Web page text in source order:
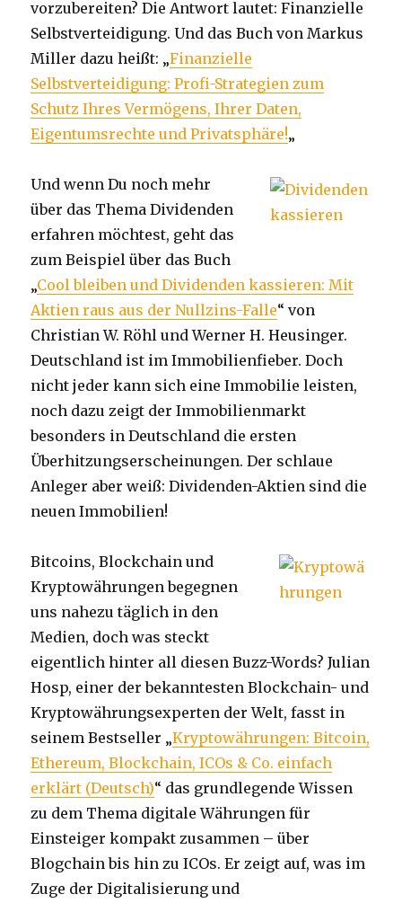
vorzubereiten? Die Antwort lautet: Finanzielle
Selbstverteidigung. Und das Buch von Markus
Miller dazu heißt: „Finanzielle
Selbstverteidigung: Profi-Strategien zum
Schutz Ihres Vermögens, Ihrer Daten,
Eigentumsrechte und Privatsphäre!„
Und wenn Du noch mehr
über das Thema Dividenden
erfahren möchtest, geht das
zum Beispiel über das Buch
„Cool bleiben und Dividenden kassieren: Mit
Aktien raus aus der Nullzins-Falle“ von
Christian W. Röhl und Werner H. Heusinger.
Deutschland ist im Immobilienfieber. Doch
nicht jeder kann sich eine Immobilie leisten,
noch dazu zeigt der Immobilienmarkt
besonders in Deutschland die ersten
Überhitzungserscheinungen. Der schlaue
Anleger aber weiß: Dividenden-Aktien sind die
neuen Immobilien!
Bitcoins, Blockchain und
Kryptowährungen begegnen
uns nahezu täglich in den
Medien, doch was steckt
eigentlich hinter all diesen Buzz-Words? Julian
Hosp, einer der bekanntesten Blockchain- und
Kryptowährungsexperten der Welt, fasst in
seinem Bestseller „Kryptowährungen: Bitcoin,
Ethereum, Blockchain, ICOs & Co. einfach
erklärt (Deutsch)“ das grundlegende Wissen
zu dem Thema digitale Währungen für
Einsteiger kompakt zusammen – über
Blogchain bis hin zu ICOs. Er zeigt auf, was im
Zuge der Digitalisierung und